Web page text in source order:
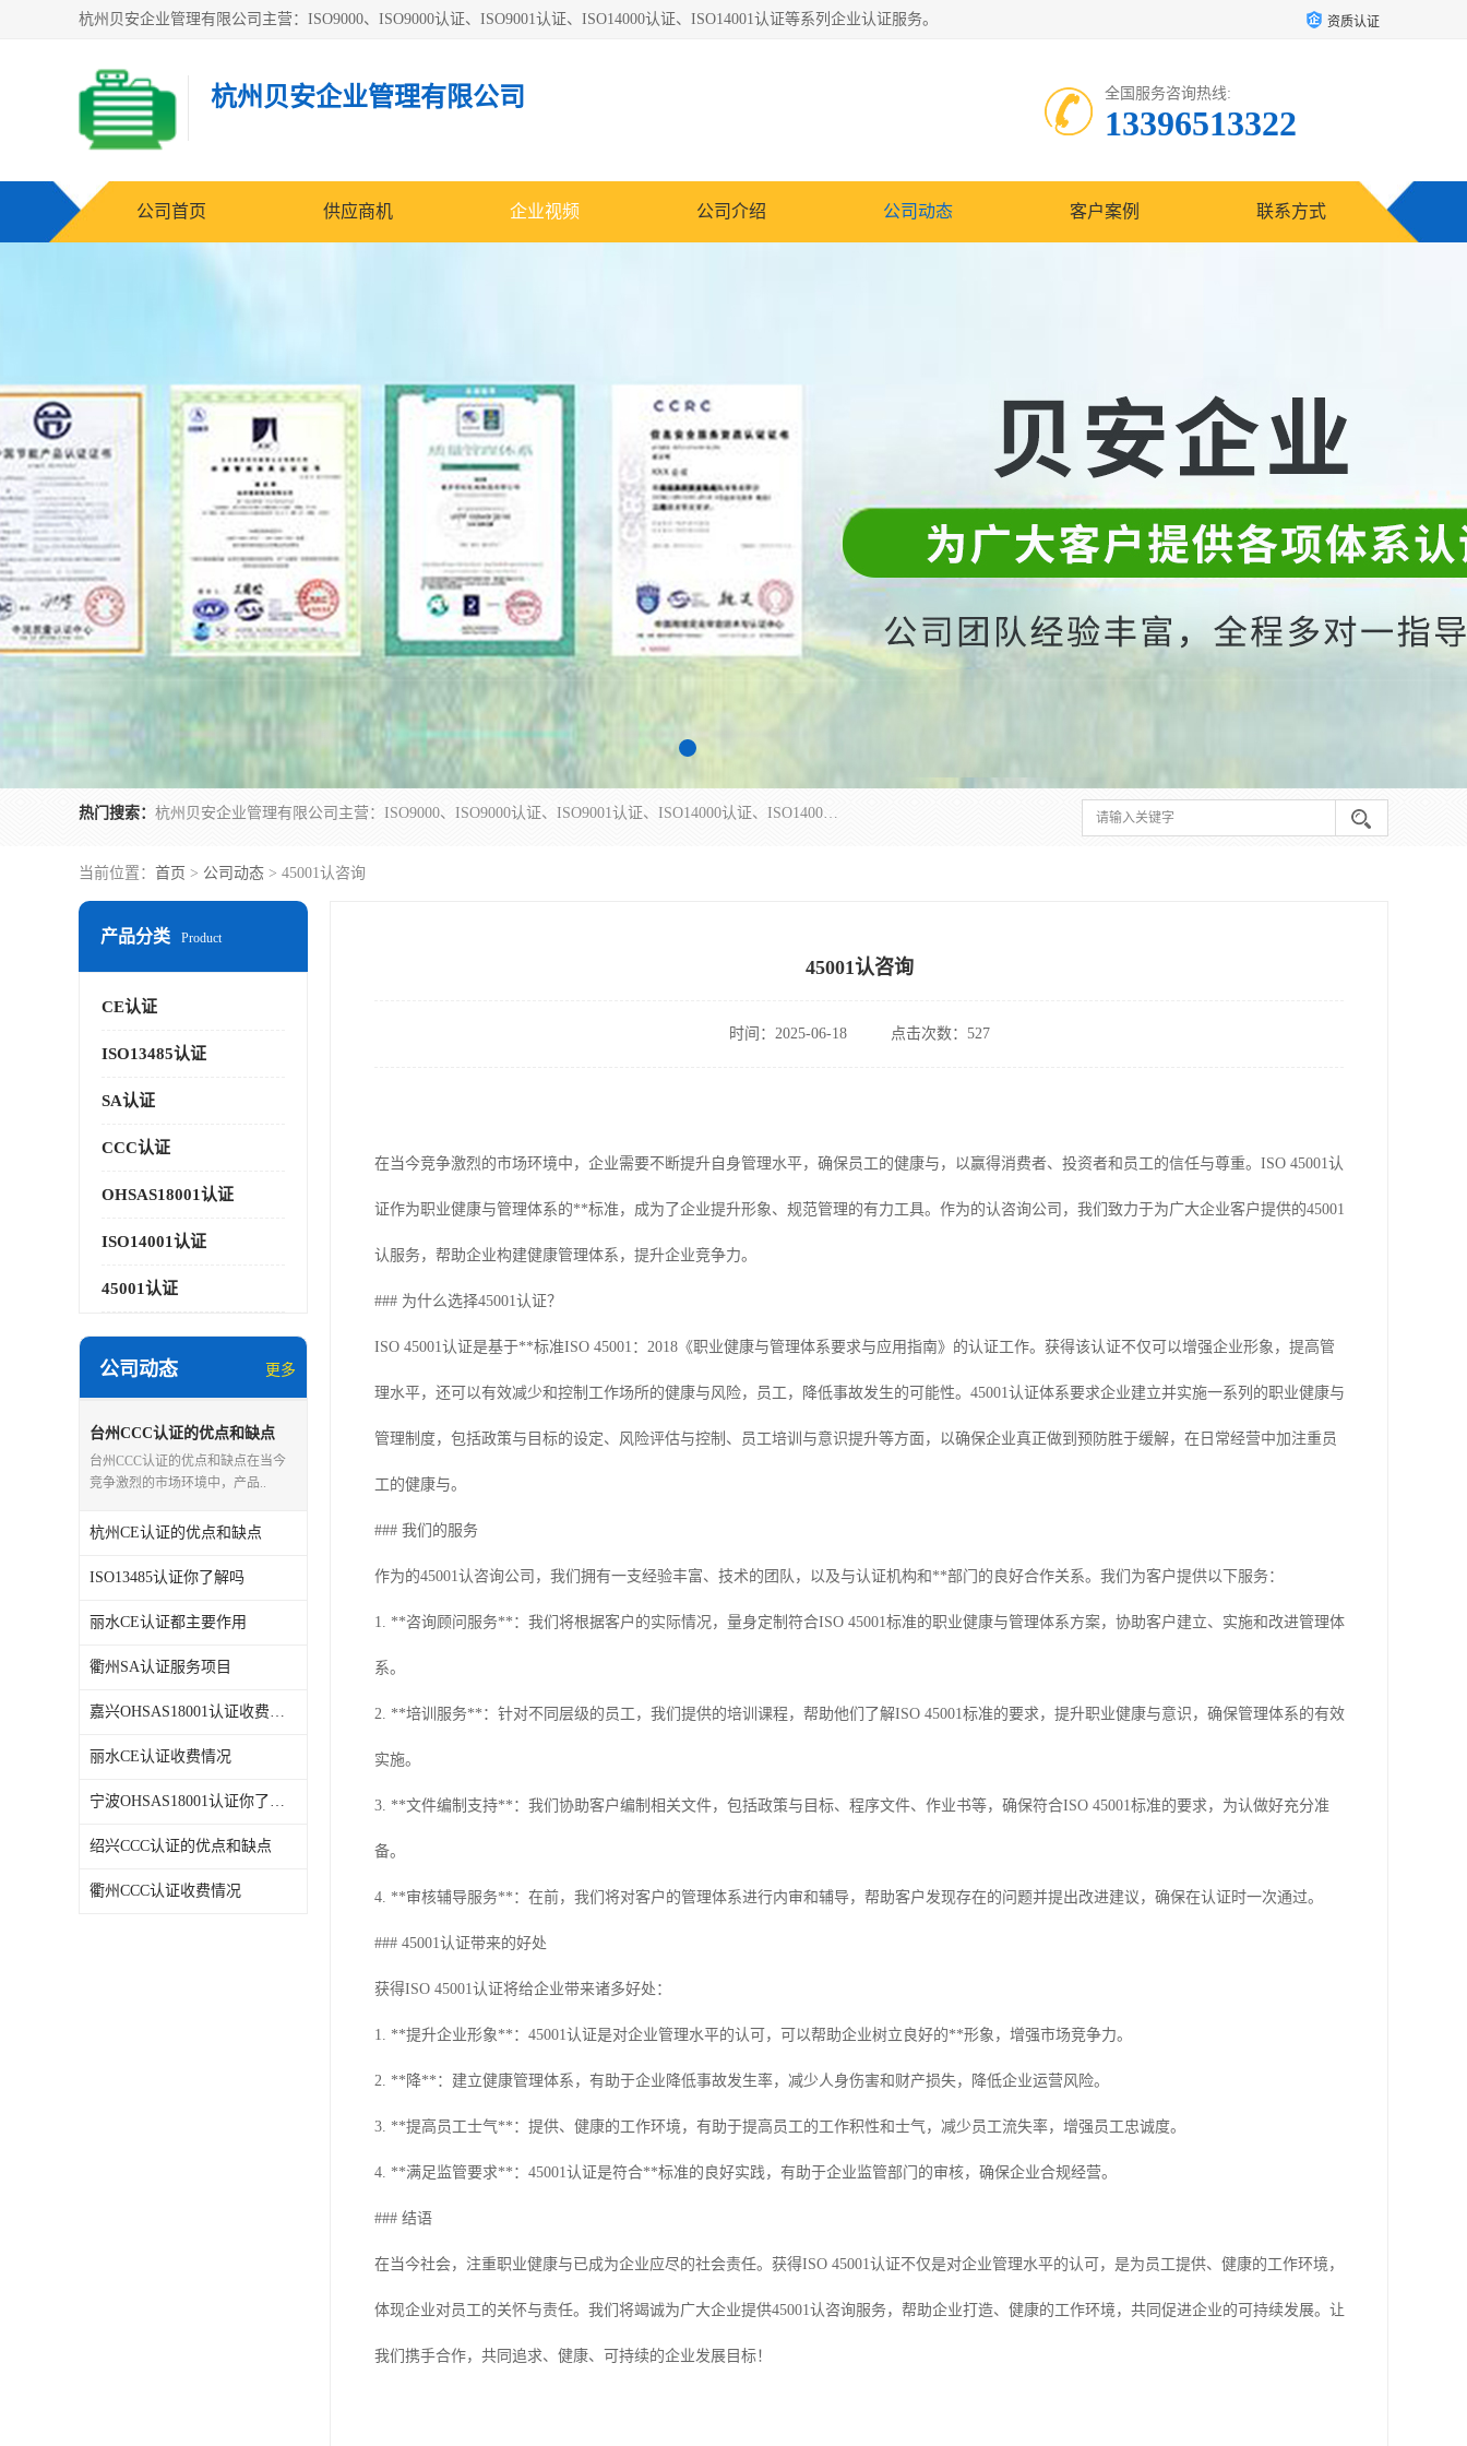
杭州贝安企业管理有限公司主营：ISO9000、ISO9000认证、ISO9001认证、ISO14000认证、ISO14001认证等系列企业认证服务。 资质认证
杭州贝安企业管理有限公司 全国服务咨询热线:
13396513322
公司首页 供应商机 企业视频 公司介绍 公司动态 客户案例 联系方式
热门搜索： 杭州贝安企业管理有限公司主营：ISO9000、ISO9000认证、ISO9001认证、ISO14000认证、ISO14001认证等系列企业认证服务。
当前位置： 首页 > 公司动态 > 45001认咨询
产品分类 Product
CE认证
ISO13485认证
SA认证
CCC认证
OHSAS18001认证
ISO14001认证
45001认证
公司动态 更多
台州CCC认证的优点和缺点
台州CCC认证的优点和缺点在当今
竞争激烈的市场环境中，产品..
杭州CE认证的优点和缺点
ISO13485认证你了解吗
丽水CE认证都主要作用
衢州SA认证服务项目
嘉兴OHSAS18001认证收费情况
丽水CE认证收费情况
宁波OHSAS18001认证你了解吗
绍兴CCC认证的优点和缺点
衢州CCC认证收费情况
45001认咨询
时间：2025-06-18 点击次数：527
在当今竞争激烈的市场环境中，企业需要不断提升自身管理水平，确保员工的健康与，以赢得消费者、投资者和员工的信任与尊重。ISO 45001认
证作为职业健康与管理体系的**标准，成为了企业提升形象、规范管理的有力工具。作为的认咨询公司，我们致力于为广大企业客户提供的45001
认服务，帮助企业构建健康管理体系，提升企业竞争力。
### 为什么选择45001认证？
ISO 45001认证是基于**标准ISO 45001：2018《职业健康与管理体系要求与应用指南》的认证工作。获得该认证不仅可以增强企业形象，提高管
理水平，还可以有效减少和控制工作场所的健康与风险，员工，降低事故发生的可能性。45001认证体系要求企业建立并实施一系列的职业健康与
管理制度，包括政策与目标的设定、风险评估与控制、员工培训与意识提升等方面，以确保企业真正做到预防胜于缓解，在日常经营中加注重员
工的健康与。
### 我们的服务
作为的45001认咨询公司，我们拥有一支经验丰富、技术的团队，以及与认证机构和**部门的良好合作关系。我们为客户提供以下服务：
1. **咨询顾问服务**：我们将根据客户的实际情况，量身定制符合ISO 45001标准的职业健康与管理体系方案，协助客户建立、实施和改进管理体
系。
2. **培训服务**：针对不同层级的员工，我们提供的培训课程，帮助他们了解ISO 45001标准的要求，提升职业健康与意识，确保管理体系的有效
实施。
3. **文件编制支持**：我们协助客户编制相关文件，包括政策与目标、程序文件、作业书等，确保符合ISO 45001标准的要求，为认做好充分准
备。
4. **审核辅导服务**：在前，我们将对客户的管理体系进行内审和辅导，帮助客户发现存在的问题并提出改进建议，确保在认证时一次通过。
### 45001认证带来的好处
获得ISO 45001认证将给企业带来诸多好处：
1. **提升企业形象**：45001认证是对企业管理水平的认可，可以帮助企业树立良好的**形象，增强市场竞争力。
2. **降**：建立健康管理体系，有助于企业降低事故发生率，减少人身伤害和财产损失，降低企业运营风险。
3. **提高员工士气**：提供、健康的工作环境，有助于提高员工的工作积性和士气，减少员工流失率，增强员工忠诚度。
4. **满足监管要求**：45001认证是符合**标准的良好实践，有助于企业监管部门的审核，确保企业合规经营。
### 结语
在当今社会，注重职业健康与已成为企业应尽的社会责任。获得ISO 45001认证不仅是对企业管理水平的认可，是为员工提供、健康的工作环境，
体现企业对员工的关怀与责任。我们将竭诚为广大企业提供45001认咨询服务，帮助企业打造、健康的工作环境，共同促进企业的可持续发展。让
我们携手合作，共同追求、健康、可持续的企业发展目标！